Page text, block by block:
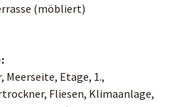
(möbliert)
Meerseite, Etage, 1.,
Fliesen, Klimaanlage,